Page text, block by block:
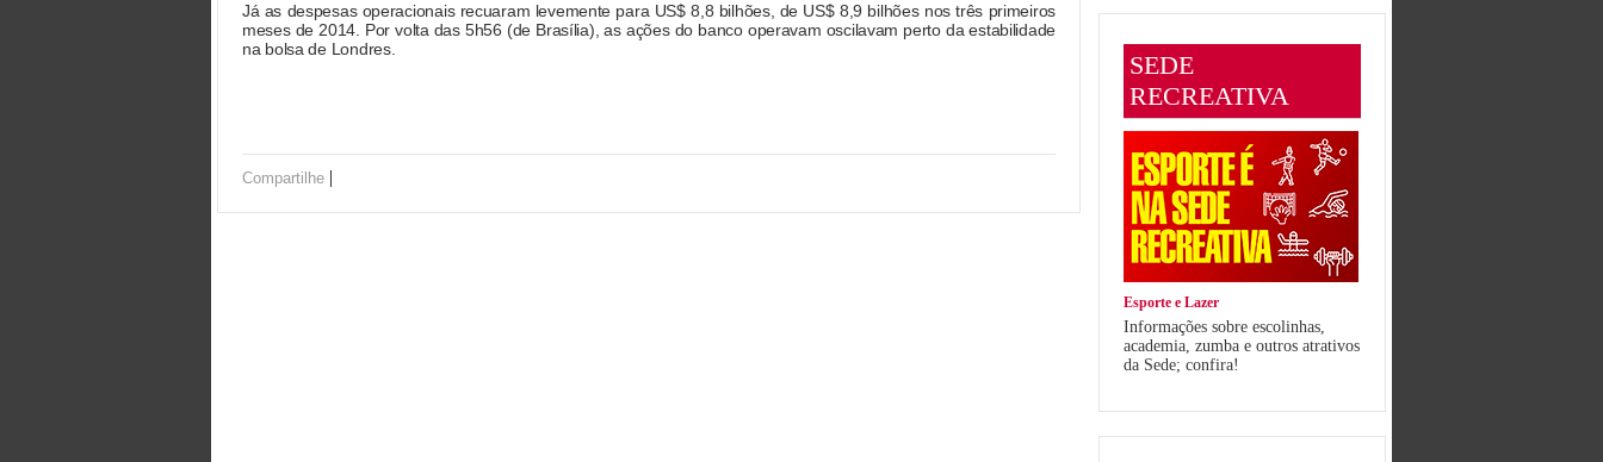
Já as despesas operacionais recuaram levemente para US$ 8,8 bilhões, de US$ 8,9 bilhões nos três primeiros
meses de 2014. Por volta das 5h56 (de Brasília), as ações do banco operavam oscilavam perto da estabilidade
na bolsa de Londres.
Compartilhe |
SEDE
RECREATIVA
Esporte e Lazer
Informações sobre escolinhas,
academia, zumba e outros atrativos
da Sede; confira!